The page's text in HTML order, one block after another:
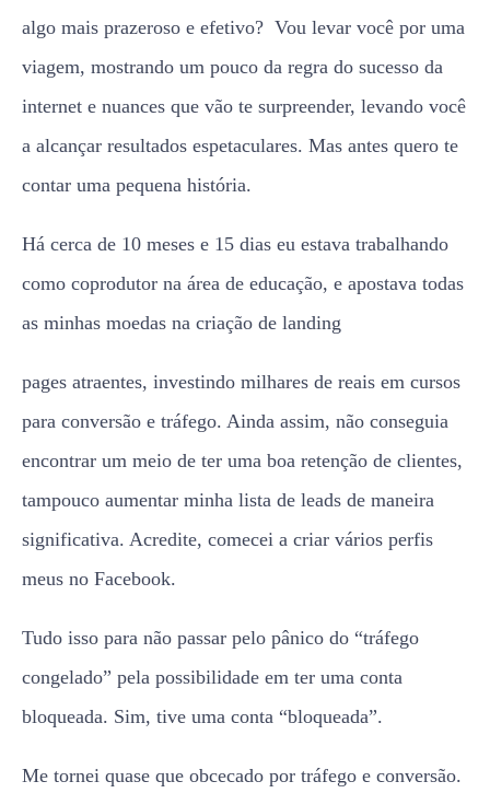
algo mais prazeroso e efetivo? Vou levar você por uma
viagem, mostrando um pouco da regra do sucesso da
internet e nuances que vão te surpreender, levando você
a alcançar resultados espetaculares. Mas antes quero te
contar uma pequena história.
Há cerca de 10 meses e 15 dias eu estava trabalhando
como coprodutor na área de educação, e apostava todas
as minhas moedas na criação de landing
pages atraentes, investindo milhares de reais em cursos
para conversão e tráfego. Ainda assim, não conseguia
encontrar um meio de ter uma boa retenção de clientes,
tampouco aumentar minha lista de leads de maneira
significativa. Acredite, comecei a criar vários perfis
meus no Facebook.
Tudo isso para não passar pelo pânico do “tráfego
congelado” pela possibilidade em ter uma conta
bloqueada. Sim, tive uma conta “bloqueada”.
Me tornei quase que obcecado por tráfego e conversão.